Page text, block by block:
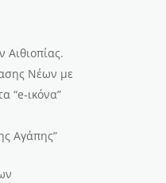
Αιθιοπίας.
Νέων με
“e-ικόνα”
Αγάπης”